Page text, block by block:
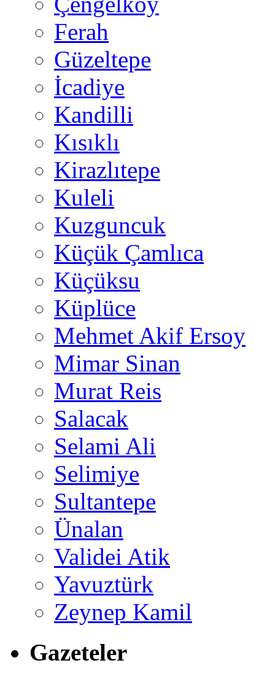
Ferah
Güzeltepe
İcadiye
Kandilli
Kısıklı
Kirazlıtepe
Kuleli
Kuzguncuk
Küçük Çamlıca
Küçüksu
Küplüce
Mehmet Akif Ersoy
Mimar Sinan
Murat Reis
Salacak
Selami Ali
Selimiye
Sultantepe
Ünalan
Validei Atik
Yavuztürk
Zeynep Kamil
Gazeteler